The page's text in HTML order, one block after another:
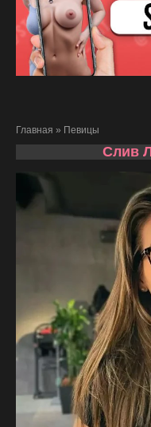
Главная » Певицы
Слив